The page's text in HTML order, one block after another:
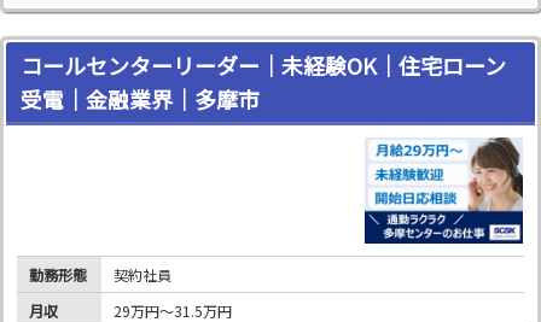
コールセンターリーダー｜未経験OK｜住宅ローン
受電｜金融業界｜多摩市
勤務形態
契約社員
月収
29万円～31.5万円